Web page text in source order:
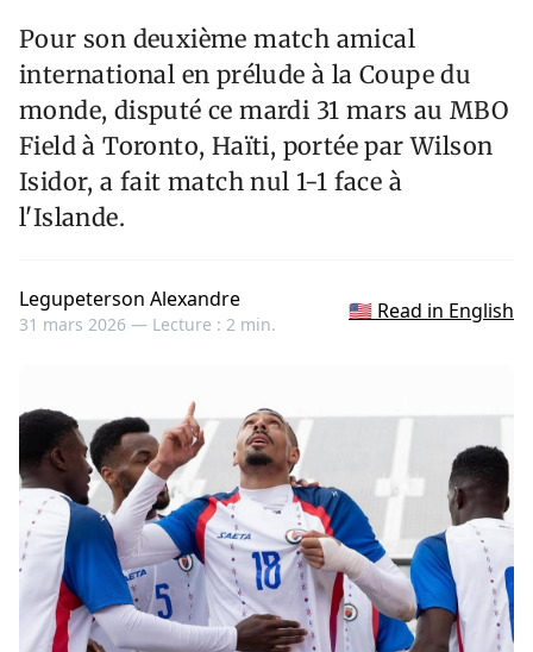
Pour son deuxième match amical
international en prélude à la Coupe du
monde, disputé ce mardi 31 mars au MBO
Field à Toronto, Haïti, portée par Wilson
Isidor, a fait match nul 1-1 face à
l'Islande.
Legupeterson Alexandre
31 mars 2026 — Lecture : 2 min.
🇺🇸 Read in English